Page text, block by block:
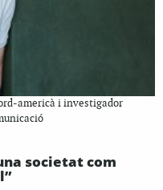
americà i investigador
societat com